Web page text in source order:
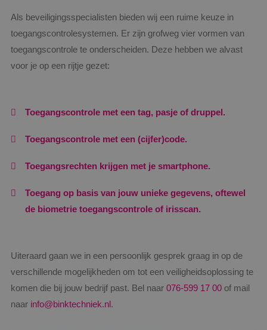
Als beveiligingsspecialisten bieden wij een ruime keuze in
toegangscontrolesystemen. Er zijn grofweg vier vormen van
toegangscontrole te onderscheiden. Deze hebben we alvast
voor je op een rijtje gezet:
Toegangscontrole met een tag, pasje of druppel.
Toegangscontrole met een (cijfer)code.
Toegangsrechten krijgen met je smartphone.
Toegang op basis van jouw unieke gegevens, oftewel
de biometrie toegangscontrole of irisscan.
Uiteraard gaan we in een persoonlijk gesprek graag in op de
verschillende mogelijkheden om tot een veiligheidsoplossing te
komen die bij jouw bedrijf past. Bel naar 076-599 17 00 of mail
naar info@binktechniek.nl .